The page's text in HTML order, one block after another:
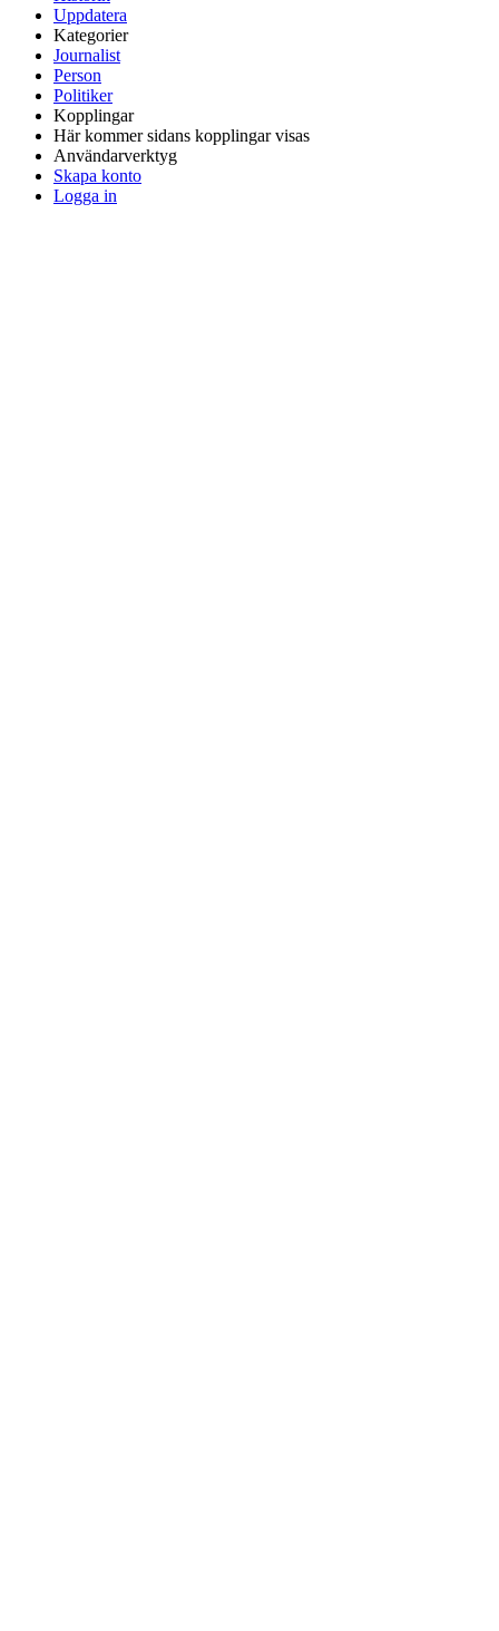
Uppdatera
Kategorier
Journalist
Person
Politiker
Kopplingar
Här kommer sidans kopplingar visas
Användarverktyg
Skapa konto
Logga in